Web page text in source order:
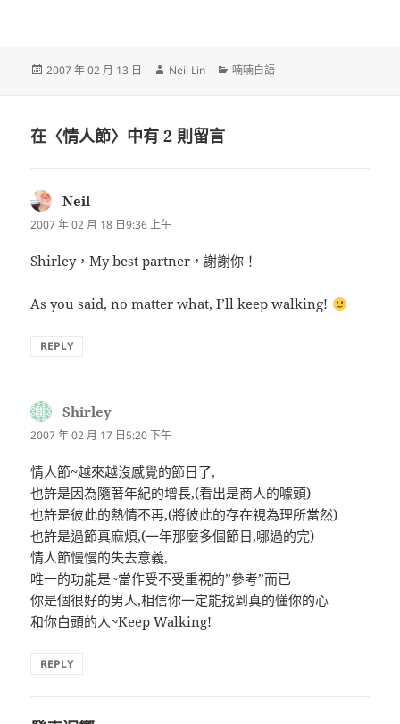
發
2007 年 02 月 13 日
作
Neil Lin
分
喃喃自語
在〈情人節〉中有 2 則留言
Neil
示:
2007 年 02 月 18 日9:36 上午
Shirley，My best partner，謝謝你！
As you said, no matter what, I’ll keep walking!
REPLY
Shirley
示:
2007 年 02 月 17 日5:20 下午
情人節~越來越沒感覺的節日了,
也許是因為隨著年紀的增長,(看出是商人的噱頭)
也許是彼此的熱情不再,(將彼此的存在視為理所當然)
也許是過節真麻煩,(一年那麼多個節日,哪過的完)
情人節慢慢的失去意義,
唯一的功能是~當作受不受重視的”參考”而已
你是個很好的男人,相信你一定能找到真的懂你的心
和你白頭的人~Keep Walking!
REPLY